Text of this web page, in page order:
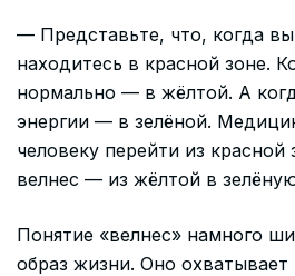
— Представьте, что, когда вы
находитесь в красной зоне.
нормально — в жёлтой. А
энергии — в зелёной.
человеку перейти из
велнес — из жёлтой в
Понятие «велнес» намного
образ жизни. Оно охватывает